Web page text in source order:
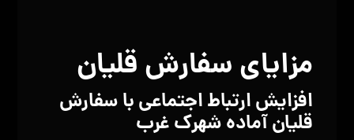
مزایای سفارش قلیان
افزایش ارتباط اجتماعی با سفارش
قلیان آماده شهرک غرب